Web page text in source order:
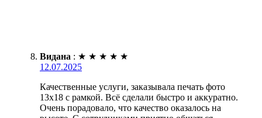
Видана : ★ ★ ★ ★ ★
12.07.2025
Качественные услуги, заказывала печать фото
13х18 с рамкой. Всё сделали быстро и аккуратно.
Очень порадовало, что качество оказалось на